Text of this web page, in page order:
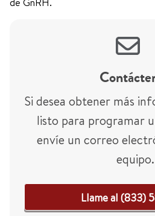
Si desea obtener más
listo para programar
envíe un correo
equipo.
Llame al (833)